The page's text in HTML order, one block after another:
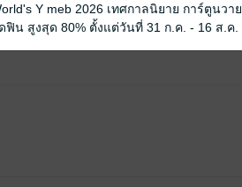
Y meb 2026 เทศกาลนิยาย การ์ตูนว
ฟิน สูงสุด 80% ตั้งแต่วันที่ 31 ก.ค. - 16 ส.ค.